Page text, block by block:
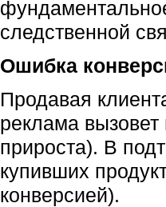
следственной
Ошибка
Продавая
реклама вызовет
прироста). В
купивших
конверсией).